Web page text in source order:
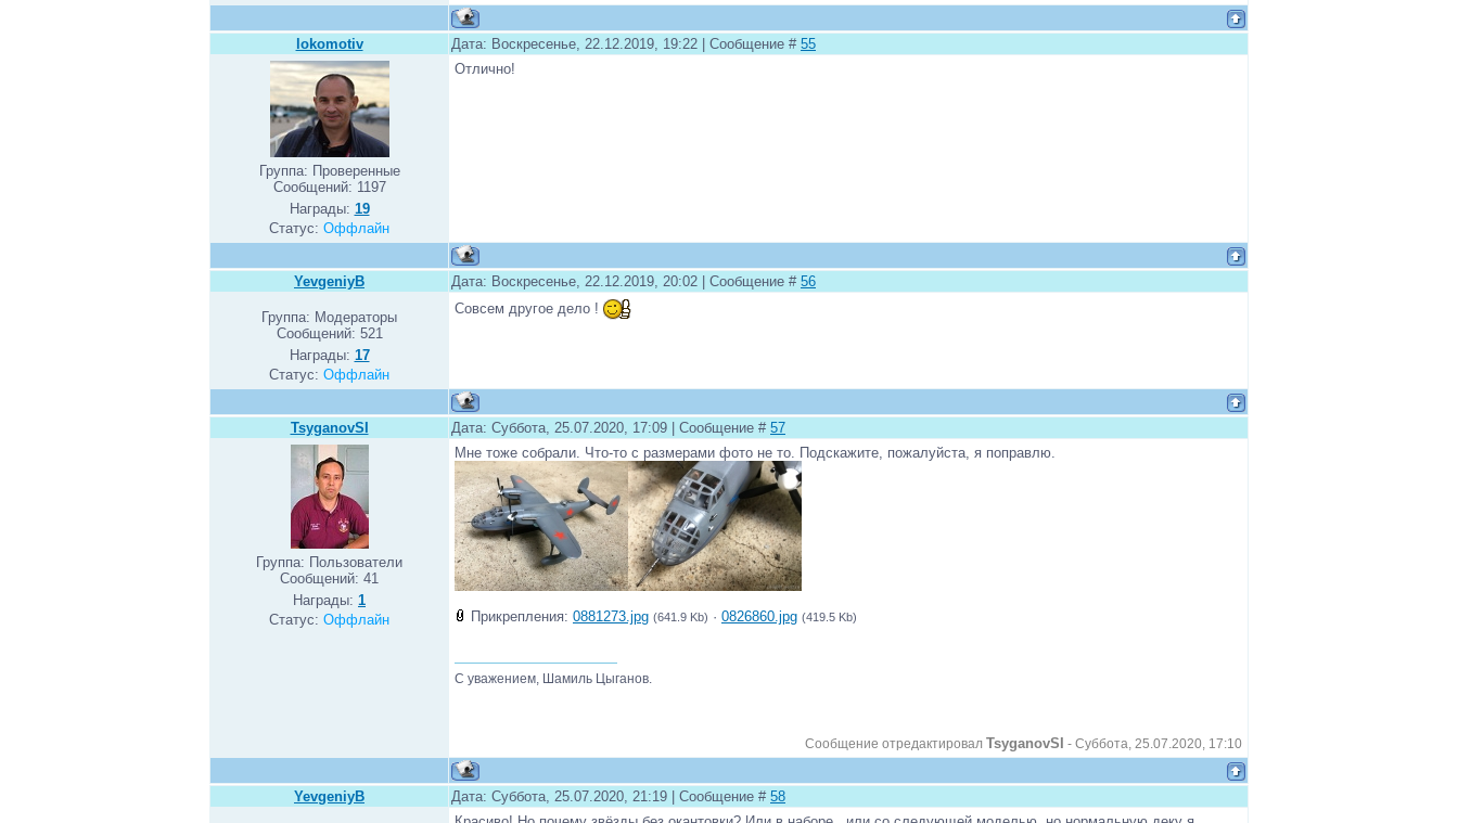
lokomotiv Дата: Воскресенье, 22.12.2019, 19:22 | Сообщение # 55
Группа: Проверенные
Сообщений: 1197
Награды: 19
Статус: Оффлайн
Отлично!
YevgeniyB Дата: Воскресенье, 22.12.2019, 20:02 | Сообщение # 56
Группа: Модераторы
Сообщений: 521
Награды: 17
Статус: Оффлайн
Совсем другое дело !
TsyganovSI Дата: Суббота, 25.07.2020, 17:09 | Сообщение # 57
Группа: Пользователи
Сообщений: 41
Награды: 1
Статус: Оффлайн
Мне тоже собрали. Что-то с размерами фото не то. Подскажите, пожалуйста, я поправлю.
Прикрепления: 0881273.jpg (641.9 Kb) · 0826860.jpg (419.5 Kb)
С уважением, Шамиль Цыганов.
Сообщение отредактировал TsyganovSI - Суббота, 25.07.2020, 17:10
YevgeniyB Дата: Суббота, 25.07.2020, 21:19 | Сообщение # 58